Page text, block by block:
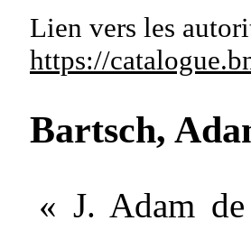
Lien vers les
https://
Bartsch,
« J. Adam de